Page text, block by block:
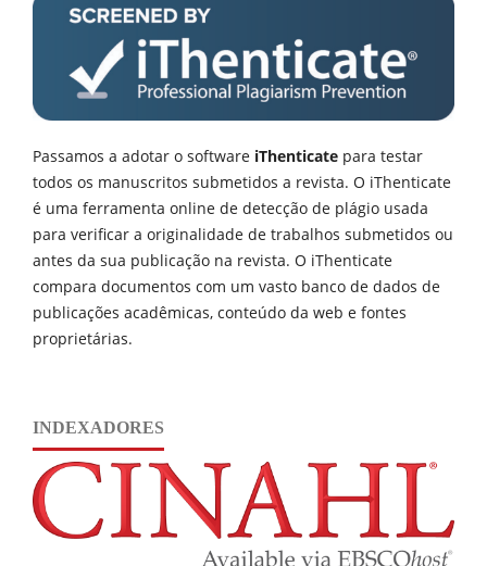
Passamos a adotar o software iThenticate para testar
todos os manuscritos submetidos a revista. O iThenticate
é uma ferramenta online de detecção de plágio usada
para verificar a originalidade de trabalhos submetidos ou
antes da sua publicação na revista. O iThenticate
compara documentos com um vasto banco de dados de
publicações acadêmicas, conteúdo da web e fontes
proprietárias.
INDEXADORES